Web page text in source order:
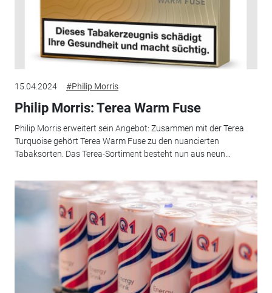
15.04.2024 #Philip Morris
Philip Morris: Terea Warm Fuse
Philip Morris erweitert sein Angebot: Zusammen mit der Terea
Turquoise gehört Terea Warm Fuse zu den nuancierten
Tabaksorten. Das Terea-Sortiment besteht nun aus neun...